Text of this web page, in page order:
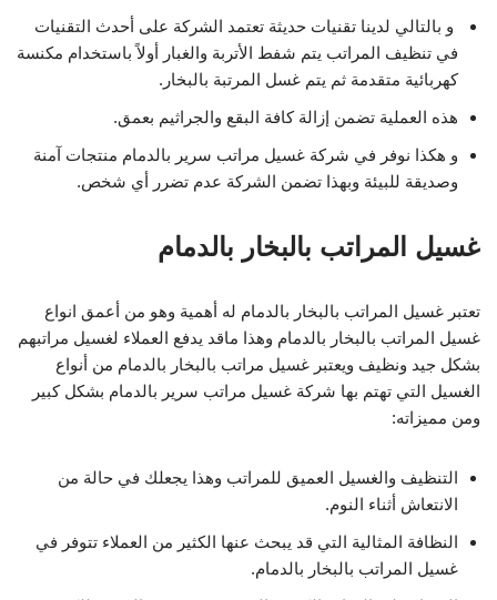
و بالتالي لدينا تقنيات حديثة تعتمد الشركة على أحدث التقنيات
في تنظيف المراتب يتم شفط الأتربة والغبار أولاً باستخدام مكنسة
كهربائية متقدمة ثم يتم غسل المرتبة بالبخار.
هذه العملية تضمن إزالة كافة البقع والجراثيم بعمق.
و هكذا نوفر في شركة غسيل مراتب سرير بالدمام منتجات آمنة
وصديقة للبيئة وبهذا تضمن الشركة عدم تضرر أي شخص.
غسيل المراتب بالبخار بالدمام
تعتبر غسيل المراتب بالبخار بالدمام له أهمية وهو من أعمق انواع
غسيل المراتب بالبخار بالدمام وهذا ماقد يدفع العملاء لغسيل مراتبهم
بشكل جيد ونظيف ويعتبر غسيل مراتب بالبخار بالدمام من أنواع
الغسيل التي تهتم بها شركة غسيل مراتب سرير بالدمام بشكل كبير
ومن مميزاته:
التنظيف والغسيل العميق للمراتب وهذا يجعلك في حالة من
الانتعاش أثناء النوم.
النظافة المثالية التي قد يبحث عنها الكثير من العملاء تتوفر في
غسيل المراتب بالبخار بالدمام.